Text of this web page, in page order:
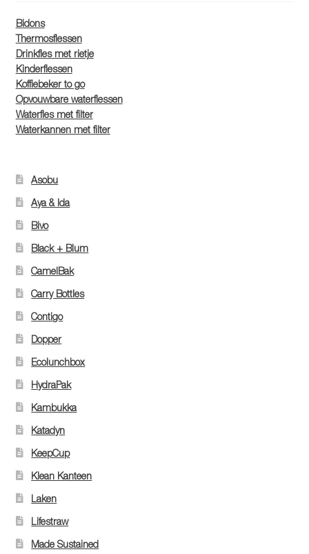
Bidons
Thermosflessen
Drinkfles met rietje
Kinderflessen
Koffiebeker to go
Opvouwbare waterflessen
Waterfles met filter
Waterkannen met filter
Asobu
Aya & Ida
Bivo
Black + Blum
CamelBak
Carry Bottles
Contigo
Dopper
Ecolunchbox
HydraPak
Kambukka
Katadyn
KeepCup
Klean Kanteen
Laken
Lifestraw
Made Sustained